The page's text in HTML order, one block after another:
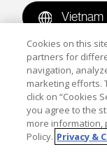
Vietnam
Copyright ©
reserved.Terms
Reproduction in
without the
Corporation is
Cookies on this
partners for
navigation,
marketing efforts.
click on “Cookies
you agree to the
more information,
Policy. Privacy &